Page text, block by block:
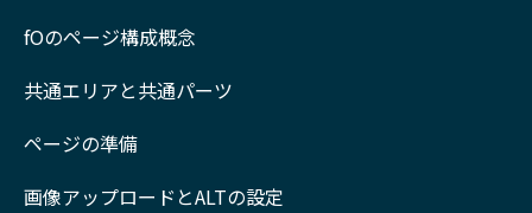
fOのページ構成概念
共通エリアと共通パーツ
ページの準備
画像アップロードとALTの設定